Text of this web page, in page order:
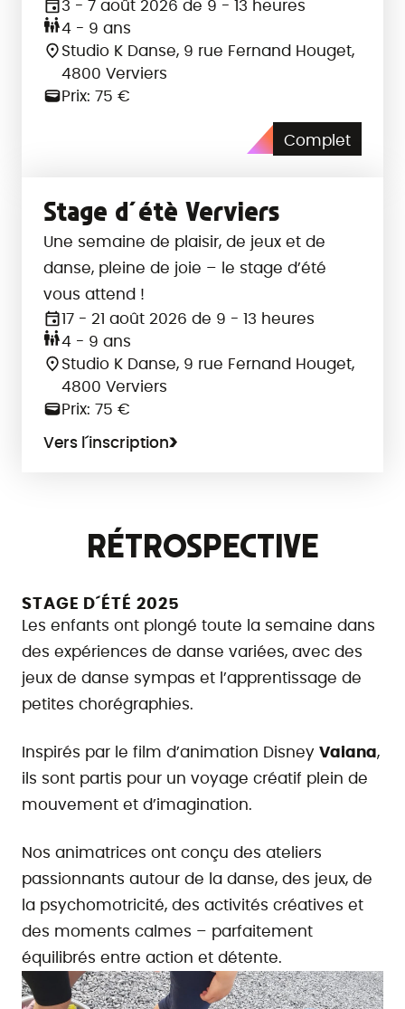
3 - 7 août 2026 de 9 - 13 heures
4 - 9 ans
Studio K Danse, 9 rue Fernand Houget,
4800 Verviers
Prix: 75 €
Complet
Stage d´étè Verviers
Une semaine de plaisir, de jeux et de
danse, pleine de joie – le stage d’été
vous attend !
17 - 21 août 2026 de 9 - 13 heures
4 - 9 ans
Studio K Danse, 9 rue Fernand Houget,
4800 Verviers
Prix: 75 €
Vers l´inscription
RÉTROSPECTIVE
STAGE D´ÉTÉ 2025
Les enfants ont plongé toute la semaine dans
des expériences de danse variées, avec des
jeux de danse sympas et l’apprentissage de
petites chorégraphies.
Inspirés par le film d’animation Disney Vaiana,
ils sont partis pour un voyage créatif plein de
mouvement et d’imagination.
Nos animatrices ont conçu des ateliers
passionnants autour de la danse, des jeux, de
la psychomotricité, des activités créatives et
des moments calmes – parfaitement
équilibrés entre action et détente.